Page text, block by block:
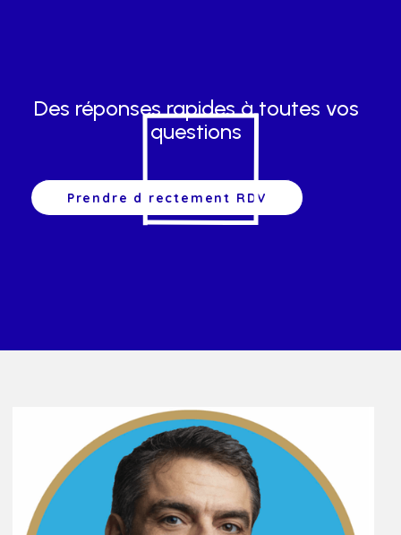
Des réponses rapides à toutes vos
questions
Prendre directement RDV